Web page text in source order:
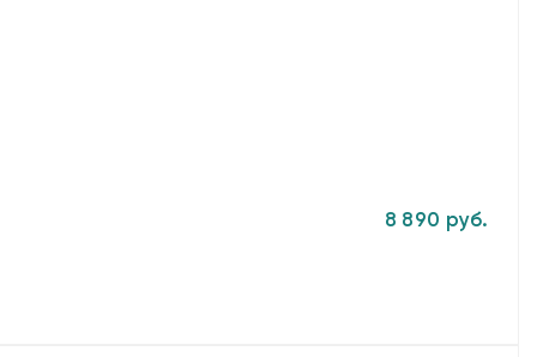
8 890 руб.